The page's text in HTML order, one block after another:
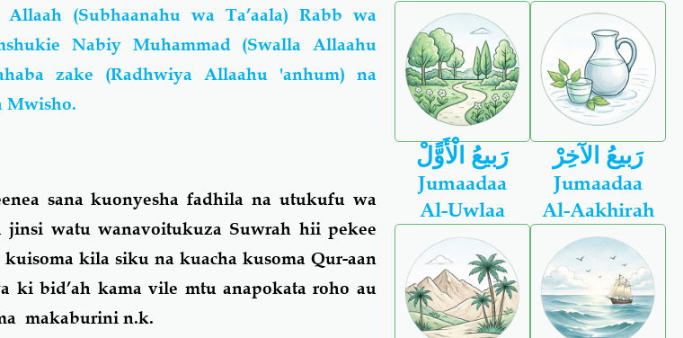
(Subhaanahu wa Ta’aala) Rabb wa
Nabiy Muhammad (Swalla Allaahu
zake (Radhwiya Allaahu 'anhum) na
Mwisho.
sana kuonyesha fadhila na utukufu wa
watu wanavoitukuza Suwrah hii pekee
kila siku na kuacha kusoma Qur-aan
ki bid’ah kama vile mtu anapokata roho au
makaburini n.k.
رَبيعُ الْأَوًّلْ رَبيعُ الآخِرْ
Jumaadaa
Al-Uwlaa
Jumaadaa
Al-Aakhirah